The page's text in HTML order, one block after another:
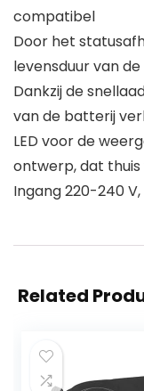
compatibel
Door het
levensduur van
Dankzij de
van de batterij
LED voor de
ontwerp, dat
Ingang 220-240
Related